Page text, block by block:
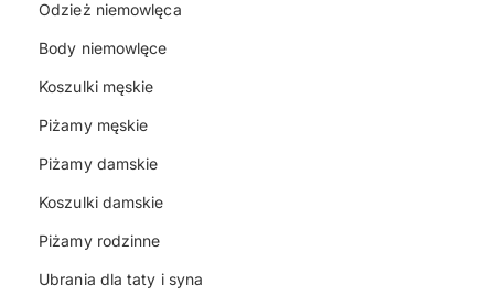
Odzież niemowlęca
Body niemowlęce
Koszulki męskie
Piżamy męskie
Piżamy damskie
Koszulki damskie
Piżamy rodzinne
Ubrania dla taty i syna